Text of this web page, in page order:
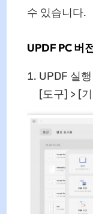
수 있습니다.
UPDF PC 버
UPDF 실
[도구] > [